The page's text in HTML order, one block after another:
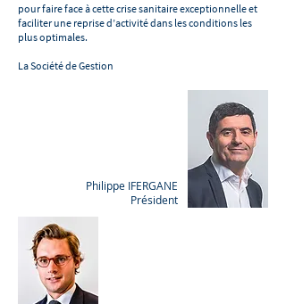
pour faire face à cette crise sanitaire exceptionnelle et
faciliter une reprise d’activité dans les conditions les
plus optimales.
La Société de Gestion
Philippe IFERGANE
Président